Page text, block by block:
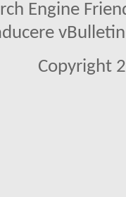
Engine
Copyright